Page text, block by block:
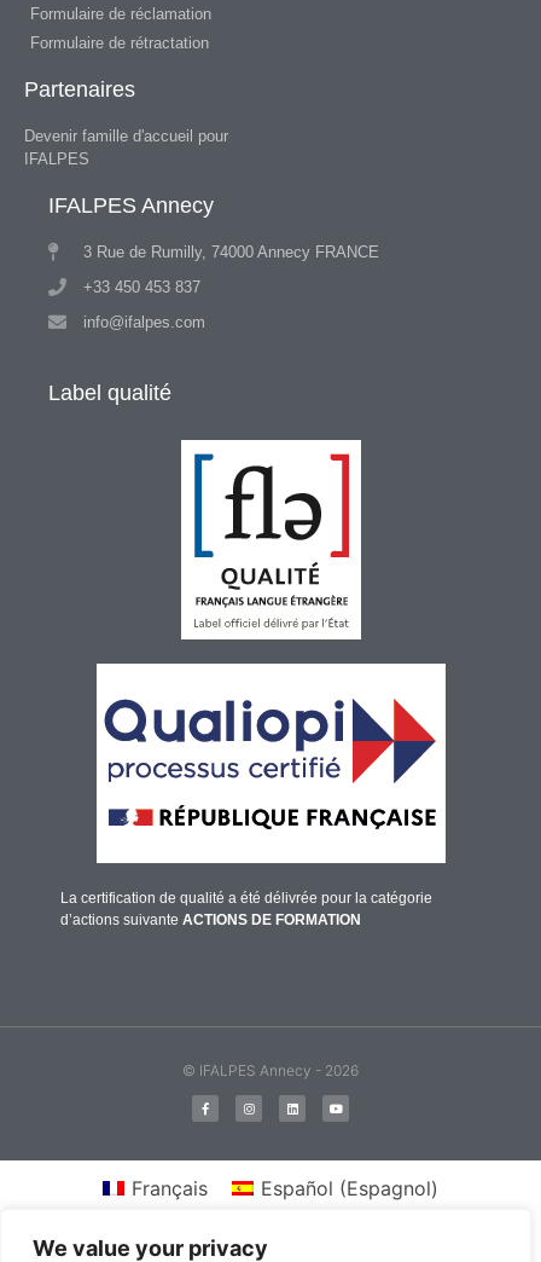
We value your privacy
Formulaire de réclamation
Formulaire de rétractation
Partenaires
Devenir famille d'accueil pour
IFALPES
IFALPES Annecy
3 Rue de Rumilly, 74000 Annecy FRANCE
+33 450 453 837
info@ifalpes.com
Label qualité
La certification de qualité a été délivrée pour la catégorie
d’actions suivante ACTIONS DE FORMATION
© IFALPES Annecy - 2026
Français Español (Espagnol)